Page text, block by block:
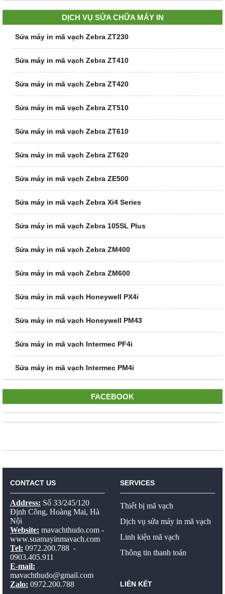
DỊCH VỤ SỬA CHỮA MÁY IN
Sửa máy in mã vạch Zebra ZT230
Sửa máy in mã vạch Zebra ZT410
Sửa máy in mã vạch Zebra ZT420
Sửa máy in mã vạch Zebra ZT510
Sửa máy in mã vạch Zebra ZT610
Sửa máy in mã vạch Zebra ZT620
Sửa máy in mã vạch Zebra ZE500
Sửa máy in mã vạch Zebra Xi4 Series
Sửa máy in mã vạch Zebra 105SL Plus
Sửa máy in mã vạch Zebra ZM400
Sửa máy in mã vạch Zebra ZM600
Sửa máy in mã vạch Honeywell PX4i
Sửa máy in mã vạch Honeywell PM43
Sửa máy in mã vạch Intermec PF4i
Sửa máy in mã vạch Intermec PM4i
FACEBOOK
CONTACT US
Address: Số 33/245/120
Định Công, Hoàng Mai, Hà
Nội
Website: mavachthudo.com -
www.suamayinmavach.com
Tel: 0972.200.788 -
0903.405.911
E-mail:
mavachthudo@gmail.com
Zalo: 0972.200.788
SERVICES
Thiết bị mã vạch
Dịch vụ sửa máy in mã vạch
Linh kiện mã vạch
Thông tin thanh toán
LIÊN KẾT